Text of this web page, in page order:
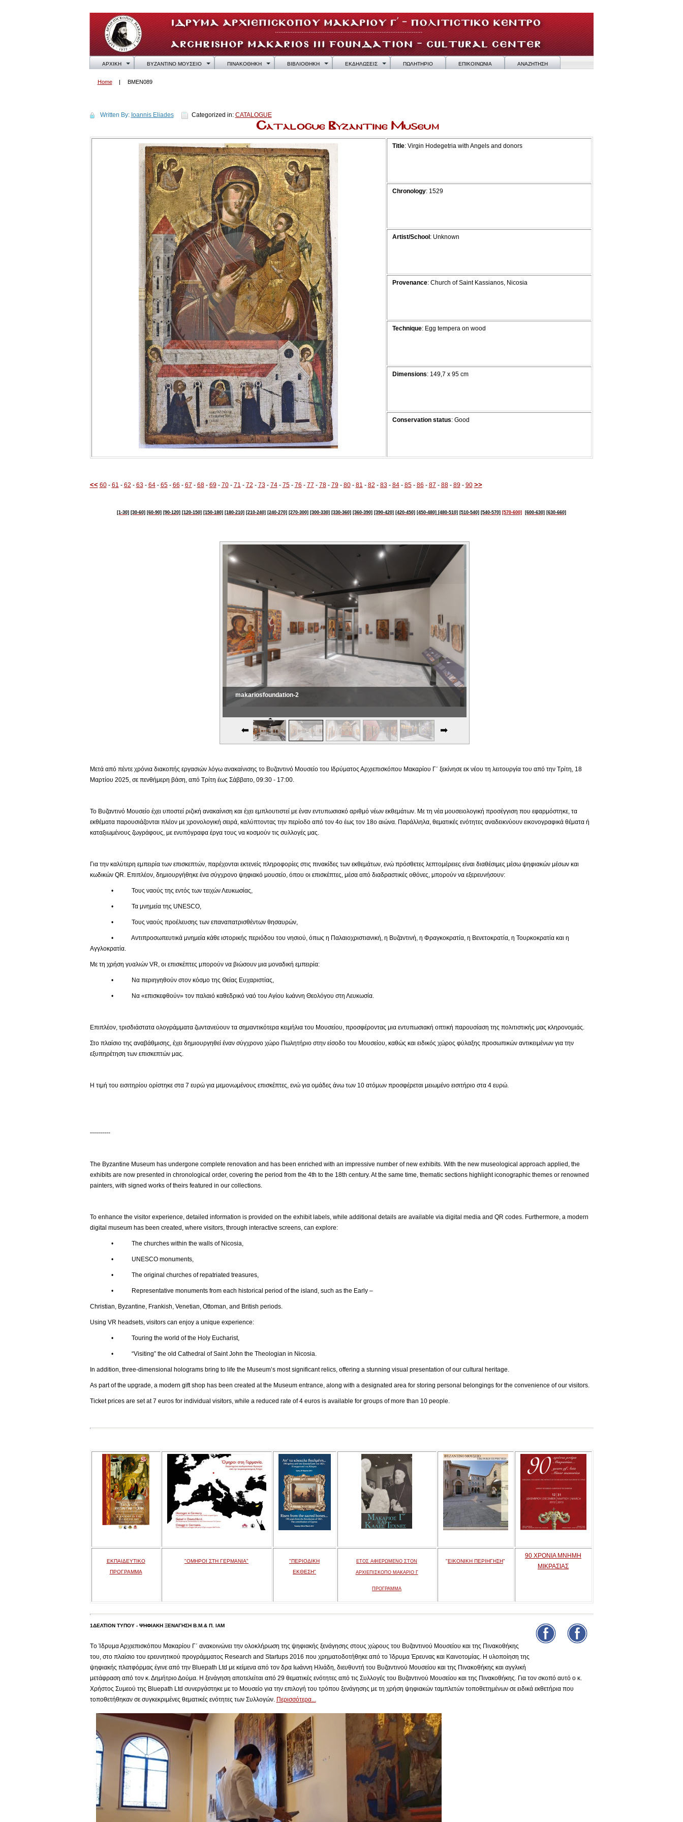
ΑΡΧΙΚΗ ΒΥΖΑΝΤΙΝΟ ΜΟΥΣΕΙΟ ΠΙΝΑΚΟΘΗΚΗ ΒΙΒΛΙΟΘΗΚΗ ΕΚΔΗΛΩΣΕΙΣ ΠΩΛΗΤΗΡΙΟ ΕΠΙΚΟΙΝΩΝΙΑ ΑΝΑΖΗΤΗΣΗ
Home BMEN089
Written By: Ioannis Eliades Categorized in: CATALOGUE
Title: Virgin Hodegetria with Angels and donors
Chronology: 1529
Artist/School : Unknown
Provenance: Church of Saint Kassianos, Nicosia
Technique: Egg tempera on wood
Dimensions: 149,7 x 95 cm
Conservation status: Good
<< 60- 61 - 62 - 63- 64- 65- 66 - 67 - 68- 69- 70- 71 - 72 - 73- 74- 75- 76 - 77 - 78- 79- 80- 81 - 82 - 83- 84- 85- 86 - 87 - 88- 89- 90 >>
[1-30] [30-60] [60-90] [90-120] [120-150] [150-180] [180-210] [210-240] [240-270] [270-300] [300-330] [330-360] [360-390] [390-420] [420-450] [450-480] [480-510] [510-540] [540-570] [570-600] [600-630] [630-660]
makariosfoundation-3
Μετά από πέντε χρόνια διακοπής εργασιών λόγω ανακαίνισης το Βυζαντινό Μουσείο του Ιδρύματος Αρχιεπισκόπου Μακαρίου Γ΄ ξεκίνησε εκ νέου τη λειτουργία του από την Τρίτη, 18
Μαρτίου 2025, σε πενθήμερη βάση, από Τρίτη έως Σάββατο, 09:30 - 17:00.
Το Βυζαντινό Μουσείο έχει υποστεί ριζική ανακαίνιση και έχει εμπλουτιστεί με έναν εντυπωσιακό αριθμό νέων εκθεμάτων. Με τη νέα μουσειολογική προσέγγιση που εφαρμόστηκε, τα
εκθέματα παρουσιάζονται πλέον με χρονολογική σειρά, καλύπτοντας την περίοδο από τον 4ο έως τον 18ο αιώνα. Παράλληλα, θεματικές ενότητες αναδεικνύουν εικονογραφικά θέματα ή
καταξιωμένους ζωγράφους, με ενυπόγραφα έργα τους να κοσμούν τις συλλογές μας.
Για την καλύτερη εμπειρία των επισκεπτών, παρέχονται εκτενείς πληροφορίες στις πινακίδες των εκθεμάτων, ενώ πρόσθετες λεπτομέρειες είναι διαθέσιμες μέσω ψηφιακών μέσων και
κωδικών QR. Επιπλέον, δημιουργήθηκε ένα σύγχρονο ψηφιακό μουσείο, όπου οι επισκέπτες, μέσα από διαδραστικές οθόνες, μπορούν να εξερευνήσουν:
• Τους ναούς της εντός των τειχών Λευκωσίας,
• Τα μνημεία της UNESCO,
• Τους ναούς προέλευσης των επαναπατρισθέντων θησαυρών,
• Αντιπροσωπευτικά μνημεία κάθε ιστορικής περιόδου του νησιού, όπως η Παλαιοχριστιανική, η Βυζαντινή, η Φραγκοκρατία, η Βενετοκρατία, η Τουρκοκρατία και η
Αγγλοκρατία.
Με τη χρήση γυαλιών VR, οι επισκέπτες μπορούν να βιώσουν μια μοναδική εμπειρία:
• Να περιηγηθούν στον κόσμο της Θείας Ευχαριστίας,
• Να «επισκεφθούν» τον παλαιό καθεδρικό ναό του Αγίου Ιωάννη Θεολόγου στη Λευκωσία.
Επιπλέον, τρισδιάστατα ολογράμματα ζωντανεύουν τα σημαντικότερα κειμήλια του Μουσείου, προσφέροντας μια εντυπωσιακή οπτική παρουσίαση της πολιτιστικής μας κληρονομιάς.
Στο πλαίσιο της αναβάθμισης, έχει δημιουργηθεί έναν σύγχρονο χώρο Πωλητήριο στην είσοδο του Μουσείου, καθώς και ειδικός χώρος φύλαξης προσωπικών αντικειμένων για την
εξυπηρέτηση των επισκεπτών μας.
Η τιμή του εισιτηρίου ορίστηκε στα 7 ευρώ για μεμονωμένους επισκέπτες, ενώ για ομάδες άνω των 10 ατόμων προσφέρεται μειωμένο εισιτήριο στα 4 ευρώ.
----------
The Byzantine Museum has undergone complete renovation and has been enriched with an impressive number of new exhibits. With the new museological approach applied, the
exhibits are now presented in chronological order, covering the period from the 4th to the 18th century. At the same time, thematic sections highlight iconographic themes or renowned
painters, with signed works of theirs featured in our collections.
To enhance the visitor experience, detailed information is provided on the exhibit labels, while additional details are available via digital media and QR codes. Furthermore, a modern
digital museum has been created, where visitors, through interactive screens, can explore:
• The churches within the walls of Nicosia,
• UNESCO monuments,
• The original churches of repatriated treasures,
• Representative monuments from each historical period of the island, such as the Early –
Christian, Byzantine, Frankish, Venetian, Ottoman, and British periods.
Using VR headsets, visitors can enjoy a unique experience:
• Touring the world of the Holy Eucharist,
• “Visiting” the old Cathedral of Saint John the Theologian in Nicosia.
In addition, three-dimensional holograms bring to life the Museum’s most significant relics, offering a stunning visual presentation of our cultural heritage.
As part of the upgrade, a modern gift shop has been created at the Museum entrance, along with a designated area for storing personal belongings for the convenience of our visitors.
Ticket prices are set at 7 euros for individual visitors, while a reduced rate of 4 euros is available for groups of more than 10 people.
ΕΚΠΑΙΔΕΥΤΙΚΟ
ΠΡΟΓΡΑΜΜΑ
"ΟΜΗΡΟΙ ΣΤΗ ΓΕΡΜΑΝΙΑ"
"ΠΕΡΙΟΔΙΚΗ
ΕΚΘΕΣΗ"
ΕΤΟΣ ΑΦΙΕΡΩΜΕΝΟ ΣΤΟΝ
ΑΡΧΙΕΠΙΣΚΟΠΟ ΜΑΚΑΡΙΟ Γ
ΠΡΟΓΡΑΜΜΑ
"ΕΙΚΟΝΙΚΗ ΠΕΡΙΗΓΗΣΗ"
90 ΧΡΟΝΙΑ ΜΝΗΜΗ
ΜΙΚΡΑΣΙΑΣ
1ΔΕΛΤΙΟΝ ΤΥΠΟΥ - ΨΗΦΙΑΚΗ ΞΕΝΑΓΗΣΗ Β.Μ.& Π. ΙΑΜ
Tο Ίδρυμα Αρχιεπισκόπου Μακαρίου Γ΄ ανακοινώνει την ολοκλήρωση της ψηφιακής ξενάγησης στους χώρους του Βυζαντινού Μουσείου και της Πινακοθήκης
του, στο πλαίσιο του ερευνητικού προγράμματος Research and Startups 2016 που χρηματοδοτήθηκε από το Ίδρυμα Έρευνας και Καινοτομίας. Η υλοποίηση της
ψηφιακής πλατφόρμας έγινε από την Βluepath Ltd με κείμενα από τον δρα Ιωάννη Ηλιάδη, διευθυντή του Βυζαντινού Μουσείου και της Πινακοθήκης και αγγλική
μετάφραση από τον κ. Δημήτριο Δούμα. Η ξενάγηση αποτελείται από 29 θεματικές ενότητες από τις Συλλογές του Βυζαντινού Μουσείου και της Πινακοθήκης. Για τον σκοπό αυτό ο κ.
Χρήστος Συμεού της Bluepath Ltd συνεργάστηκε με το Μουσείο για την επιλογή του τρόπου ξενάγησης με τη χρήση ψηφιακών ταμπλετών τοποθετημένων σε ειδικά εκθετήρια που
τοποθετήθηκαν σε συγκεκριμένες θεματικές ενότητες των Συλλογών. Περισσότερα...